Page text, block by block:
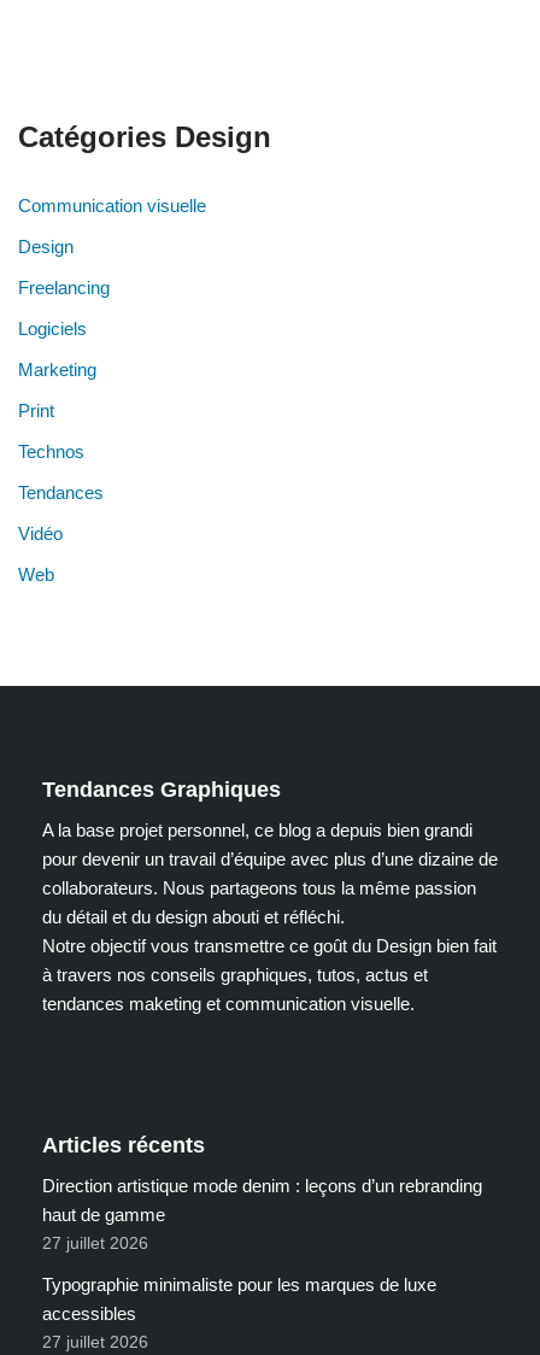
Catégories Design
Communication visuelle
Design
Freelancing
Logiciels
Marketing
Print
Technos
Tendances
Vidéo
Web
Tendances Graphiques
A la base projet personnel, ce blog a depuis bien grandi
pour devenir un travail d’équipe avec plus d’une dizaine de
collaborateurs. Nous partageons tous la même passion
du détail et du design abouti et réfléchi.
Notre objectif vous transmettre ce goût du Design bien fait
à travers nos conseils graphiques, tutos, actus et
tendances maketing et communication visuelle.
Articles récents
Direction artistique mode denim : leçons d’un rebranding
haut de gamme
27 juillet 2026
Typographie minimaliste pour les marques de luxe
accessibles
27 juillet 2026